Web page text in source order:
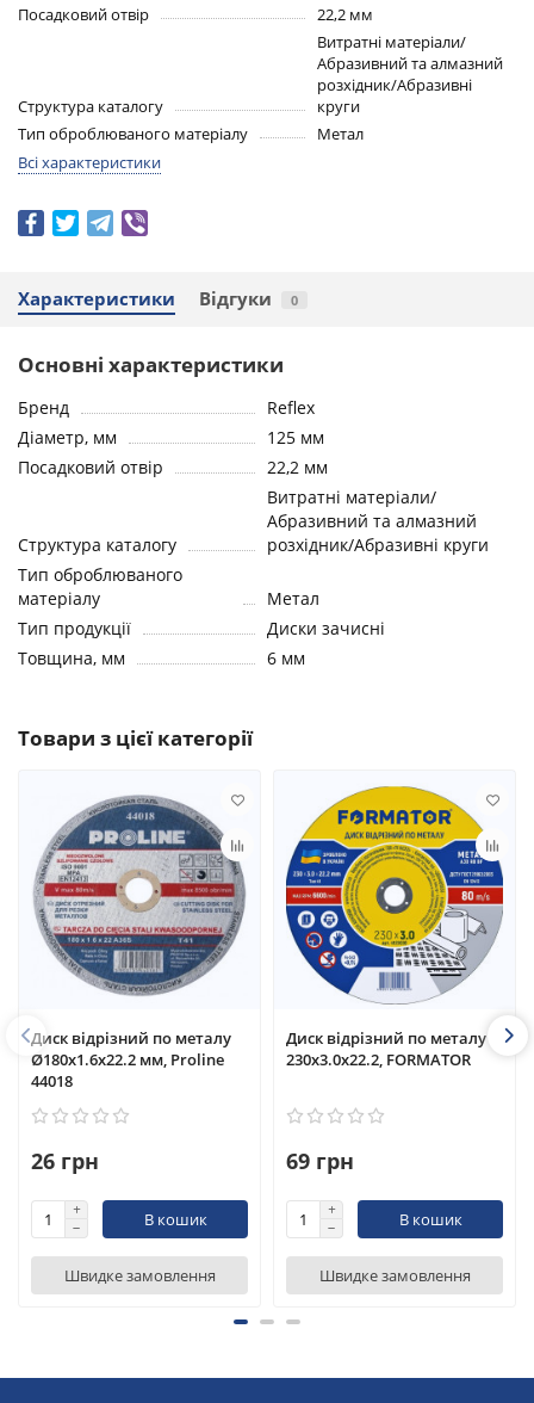
Посадковий отвір
22,2 мм
Структура каталогу
Витратні матеріали/
Абразивний та алмазний
розхідник/Абразивні
круги
Тип оброблюваного матеріалу
Метал
Всі характеристики
Характеристики Відгуки 0
Основні характеристики
Бренд
Reflex
Діаметр, мм
125 мм
Посадковий отвір
22,2 мм
Структура каталогу
Витратні матеріали/
Абразивний та алмазний
розхідник/Абразивні круги
Тип оброблюваного
матеріалу
Метал
Тип продукції
Диски зачисні
Товщина, мм
6 мм
Товари з цієї категорії
Диск відрізний по металу
Ø180х1.6х22.2 мм, Proline
44018
26 грн
В кошик
Швидке замовлення
Диск відрізний по металу
230х3.0х22.2, FORMATOR
69 грн
В кошик
Швидке замовлення